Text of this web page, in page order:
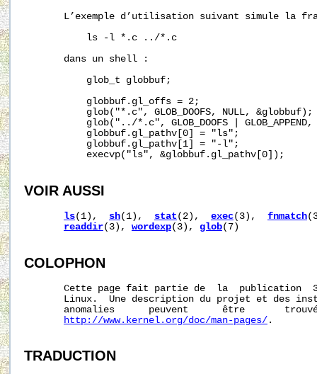
L’exemple d’utilisation suivant simule la
           ls -l *.c ../*.c
       dans un shell :
           glob_t globbuf;
           globbuf.gl_offs = 2;
           glob("*.c", GLOB_DOOFS, NULL, &globbuf);
glob("../*.c", GLOB_DOOFS | GLOB_APPEND,
           globbuf.gl_pathv[0] = "ls";
           globbuf.gl_pathv[1] = "-l";
           execvp("ls", &globbuf.gl_pathv[0]);
VOIR AUSSI
ls(1), sh(1), stat (2), exec(3), fnmatch
readdir(3), wordexp(3), glob(7)
COLOPHON
Cette page fait partie de  la  publication
Linux.  Une description du projet et des
anomalies      peuvent      être
http://www.kernel.org/doc/man-pages/ .
TRADUCTION